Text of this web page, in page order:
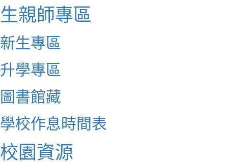
生親師專區
新生專區
升學專區
圖書館藏
學校作息時間表
校園資源